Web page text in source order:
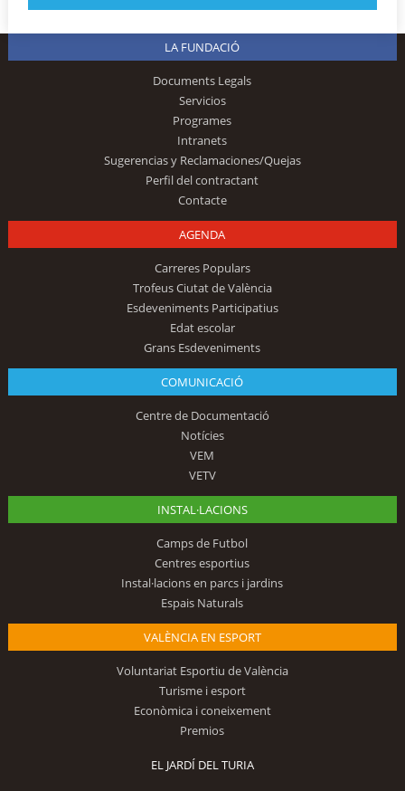
LA FUNDACIÓ
Documents Legals
Servicios
Programes
Intranets
Sugerencias y Reclamaciones/Quejas
Perfil del contractant
Contacte
AGENDA
Carreres Populars
Trofeus Ciutat de València
Esdeveniments Participatius
Edat escolar
Grans Esdeveniments
COMUNICACIÓ
Centre de Documentació
Notícies
VEM
VETV
INSTAL·LACIONS
Camps de Futbol
Centres esportius
Instal·lacions en parcs i jardins
Espais Naturals
VALÈNCIA EN ESPORT
Voluntariat Esportiu de València
Turisme i esport
Econòmica i coneixement
Premios
EL JARDÍ DEL TURIA